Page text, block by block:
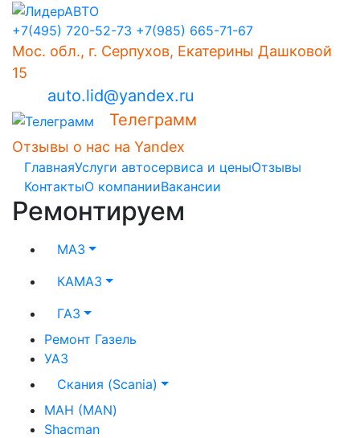
+7(495) 720-52-73 +7(985) 665-71-67
Мос. обл., г. Серпухов, Екатерины Дашковой
15
auto.lid@yandex.ru
Телеграмм
Отзывы о нас на Yandex
ГлавнаяУслуги автосервиса и ценыОтзывы
КонтактыО компанииВакансии
Ремонтируем
МАЗ
КАМАЗ
ГАЗ
Ремонт Газель
УАЗ
Скания (Scania)
МАН (MAN)
Shacman